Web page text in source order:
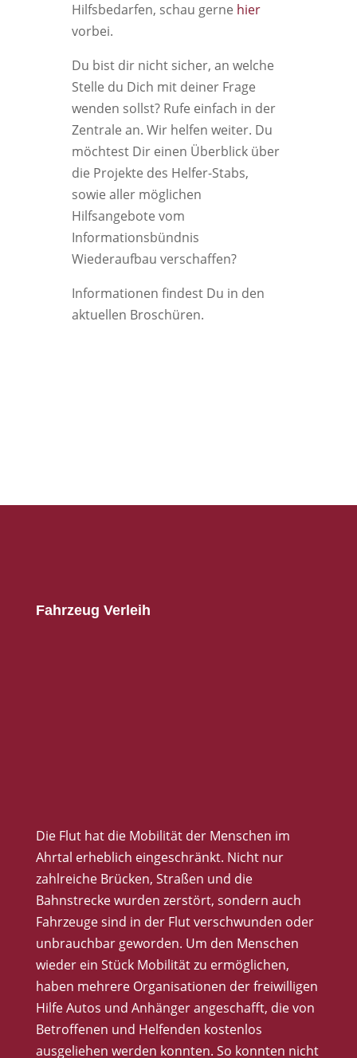
Hilfsbedarfen, schau gerne hier
vorbei.
Du bist dir nicht sicher, an welche
Stelle du Dich mit deiner Frage
wenden sollst? Rufe einfach in der
Zentrale an. Wir helfen weiter. Du
möchtest Dir einen Überblick über
die Projekte des Helfer-Stabs,
sowie aller möglichen
Hilfsangebote vom
Informationsbündnis
Wiederaufbau verschaffen?
Informationen findest Du in den
aktuellen Broschüren.
Fahrzeug Verleih
Die Flut hat die Mobilität der Menschen im
Ahrtal erheblich eingeschränkt. Nicht nur
zahlreiche Brücken, Straßen und die
Bahnstrecke wurden zerstört, sondern auch
Fahrzeuge sind in der Flut verschwunden oder
unbrauchbar geworden. Um den Menschen
wieder ein Stück Mobilität zu ermöglichen,
haben mehrere Organisationen der freiwilligen
Hilfe Autos und Anhänger angeschafft, die von
Betroffenen und Helfenden kostenlos
ausgeliehen werden konnten. So konnten nicht